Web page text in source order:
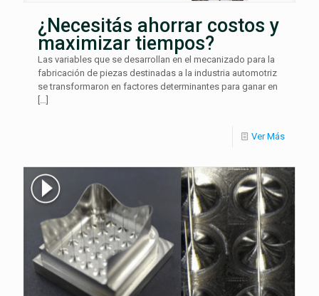
¿Necesitás ahorrar costos y
maximizar tiempos?
Las variables que se desarrollan en el mecanizado para la
fabricación de piezas destinadas a la industria automotriz
se transformaron en factores determinantes para ganar en
Ver Más